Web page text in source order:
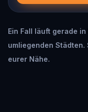
Ein Fall läuft gerade
umliegenden
eurer Nähe.